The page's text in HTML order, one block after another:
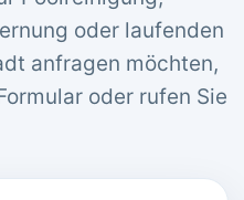
oder laufenden
anfragen möchten,
oder rufen Sie